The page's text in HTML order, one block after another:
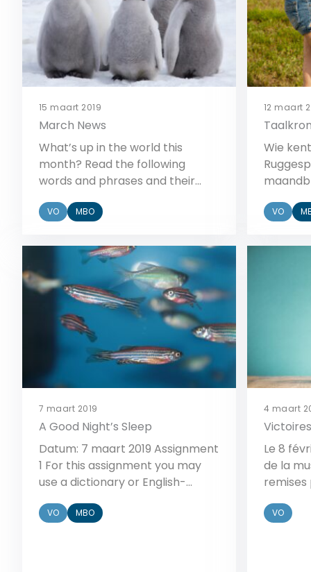
15 maart 2019
March News
What’s up in the world this
month? Read the following
words and phrases and their
suggest something like a plan or
grounded – Airplanes that are
“grounded” are prevented from
flying. to smash records – to
break existing records with far
better performances or
achievements […]
VO MBO
Bekijk
12 maart
Wie
media?
de
VO
7 maart 2019
A Good Night’s Sleep
Datum: 7 maart 2019 Assignment
1 For this assignment you may
use a dictionary or English-
help you. a Make a list of words
VO MBO
4 maart
Victoires
Le 8
de la
VO